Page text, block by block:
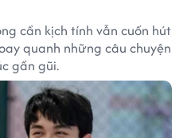
cần kịch tính vẫn cuốn hút
quanh những câu chuyện
gần gũi.